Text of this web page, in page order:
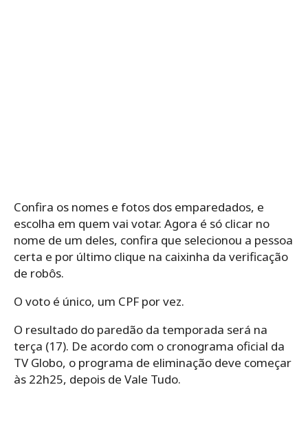
Confira os nomes e fotos dos emparedados, e
escolha em quem vai votar. Agora é só clicar no
nome de um deles, confira que selecionou a pessoa
certa e por último clique na caixinha da verificação
de robôs.
O voto é único, um CPF por vez.
O resultado do paredão da temporada será na
terça (17). De acordo com o cronograma oficial da
TV Globo, o programa de eliminação deve começar
às 22h25, depois de Vale Tudo.